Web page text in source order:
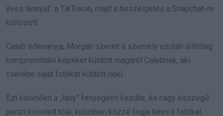
éves lánnyal” a TikTokon, majd a beszélgetés a Snapchat-re
költözött.
Caleb édesanyja, Morgan szerint a személy ezután állítólag
kompromittáló képeket küldött magáról Calebnek, aki
cserébe saját fotókat küldött neki.
Ezt követően a „lány” fenyegetni kezdte, és nagy összegű
pénzt követelt tőle, különben közzé fogja tenni a fotókat.